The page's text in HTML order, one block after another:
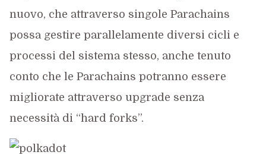
nuovo, che attraverso singole Parachains
possa gestire parallelamente diversi cicli e
processi del sistema stesso, anche tenuto
conto che le Parachains potranno essere
migliorate attraverso upgrade senza
necessità di “hard forks”.